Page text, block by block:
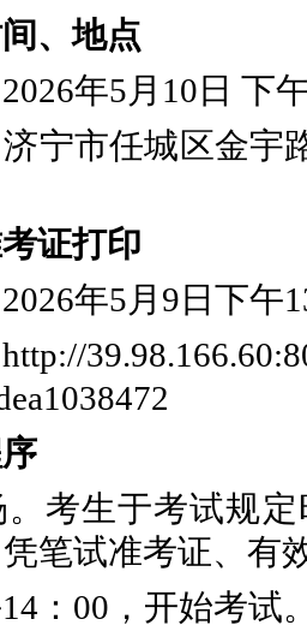
、地点
年5月10日 下
宁市任城区金宇
证打印
年5月9日下午
。考生于考试规
笔试准考证、有
14：00，开始考试